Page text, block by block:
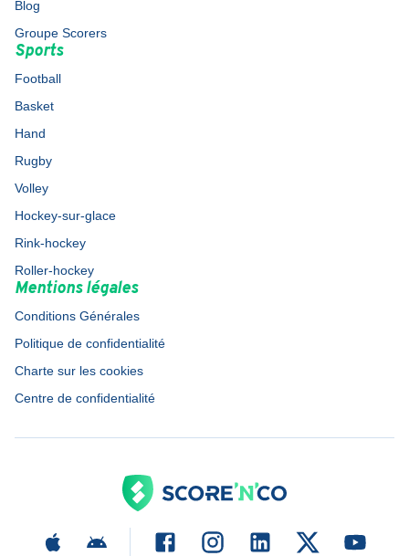
Blog
Groupe Scorers
Sports
Football
Basket
Hand
Rugby
Volley
Hockey-sur-glace
Rink-hockey
Roller-hockey
Mentions légales
Conditions Générales
Politique de confidentialité
Charte sur les cookies
Centre de confidentialité